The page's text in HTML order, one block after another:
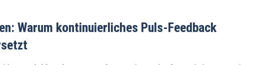
Warum kontinuierliches Puls-Feedback